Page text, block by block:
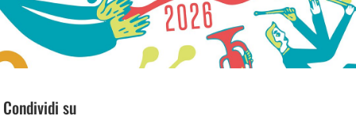
Condividi su